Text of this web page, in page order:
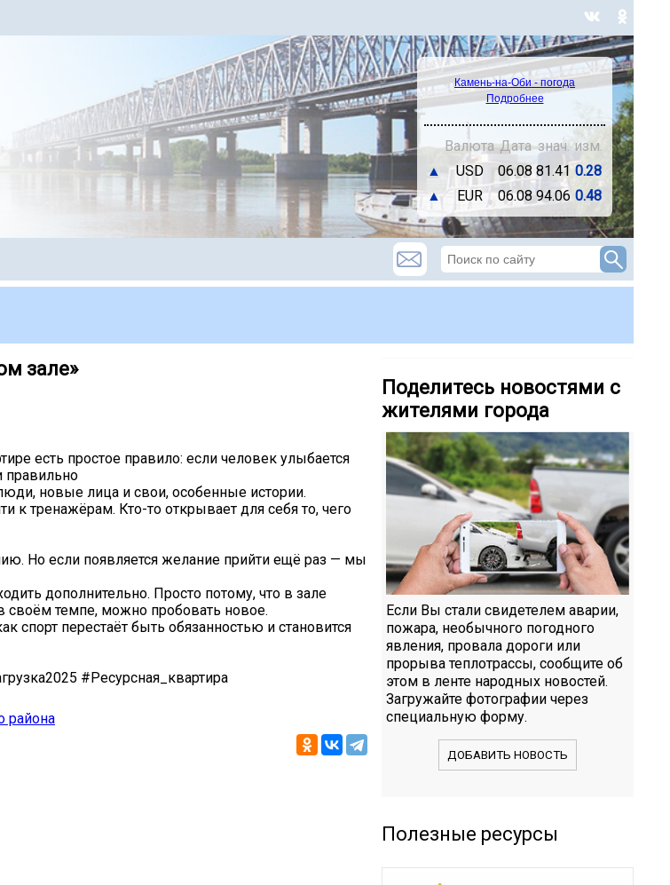
Камень-на-Оби - погода
Подробнее
Валюта Дата знач. изм.
▲
USD 06.08 81.41 0.28
▲
EUR 06.08 94.06 0.48
зале»
есть простое правило: если человек улыбается
правильно
новые лица и свои, особенные истории.
к тренажёрам. Кто-то открывает для себя то, чего
Но если появляется желание прийти ещё раз — мы
дополнительно. Просто потому, что в зале
темпе, можно пробовать новое.
спорт перестаёт быть обязанностью и становится
#Ресурсная_квартира
района
Поделитесь новостями с
жителями города
Если Вы стали свидетелем аварии,
пожара, необычного погодного
явления, провала дороги или
прорыва теплотрассы, сообщите об
этом в ленте народных новостей.
Загружайте фотографии через
специальную форму.
ДОБАВИТЬ НОВОСТЬ
Полезные ресурсы